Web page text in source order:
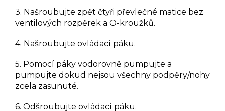
3. Našroubujte zpět čtyři převlečné matice bez
ventilových rozpěrek a O-kroužků.
4. Našroubujte ovládací páku.
5. Pomocí páky vodorovně pumpujte a
pumpujte dokud nejsou všechny podpěry/nohy
zcela zasunuté.
6. Odšroubujte ovládací páku.